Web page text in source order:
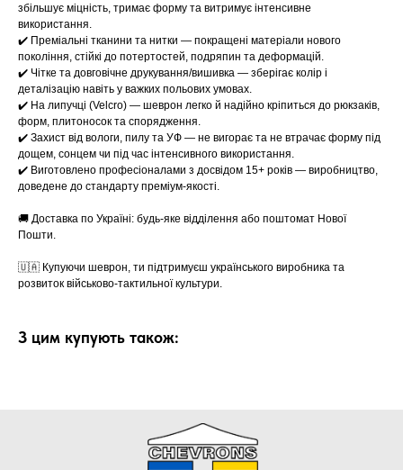
збільшує міцність, тримає форму та витримує інтенсивне
використання.
✔️ Преміальні тканини та нитки — покращені матеріали нового
покоління, стійкі до потертостей, подряпин та деформацій.
✔️ Чітке та довговічне друкування/вишивка — зберігає колір і
деталізацію навіть у важких польових умовах.
✔️ На липучці (Velcro) — шеврон легко й надійно кріпиться до рюкзаків,
форм, плитоносок та спорядження.
✔️ Захист від вологи, пилу та УФ — не вигорає та не втрачає форму під
дощем, сонцем чи під час інтенсивного використання.
✔️ Виготовлено професіоналами з досвідом 15+ років — виробництво,
доведене до стандарту преміум-якості.
🚚 Доставка по Україні: будь-яке відділення або поштомат Нової
Пошти.
🇺🇦 Купуючи шеврон, ти підтримуєш українського виробника та
розвиток військово-тактильної культури.
З цим купують також: